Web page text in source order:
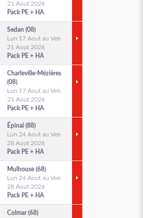
21 Aout 2026
Pack PE + HA
Sedan (08)
Lun 17 Aout au Ven
21 Aout 2026
Pack PE + HA
Charleville-Mézières
(08)
Lun 17 Aout au Ven
21 Aout 2026
Pack PE + HA
Épinal (88)
Lun 24 Aout au Ven
28 Aout 2026
Pack PE + HA
Mulhouse (68)
Lun 24 Aout au Ven
28 Aout 2026
Pack PE + HA
Colmar (68)